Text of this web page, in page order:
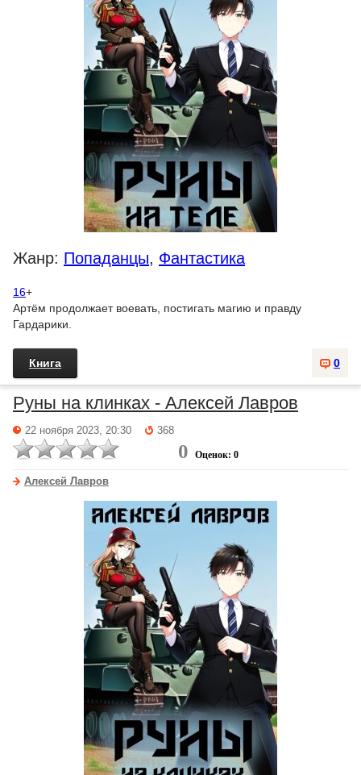
Жанр: Попаданцы, Фантастика
16+
Артём продолжает воевать, постигать магию и правду
Гардарики.
0
Книга
Руны на клинках - Алексей Лавров
22 ноября 2023, 20:30 368
0 Оценок: 0
Алексей Лавров